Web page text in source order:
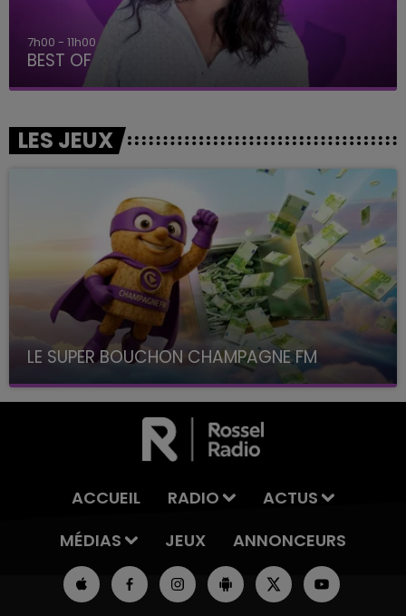
7h00 - 11h00
BEST OF
LES JEUX
LE SUPER BOUCHON CHAMPAGNE FM
avec La Famille Champagne FM, à 8H10
ACCUEIL RADIO
ACTUS
MÉDIAS
JEUX ANNONCEURS